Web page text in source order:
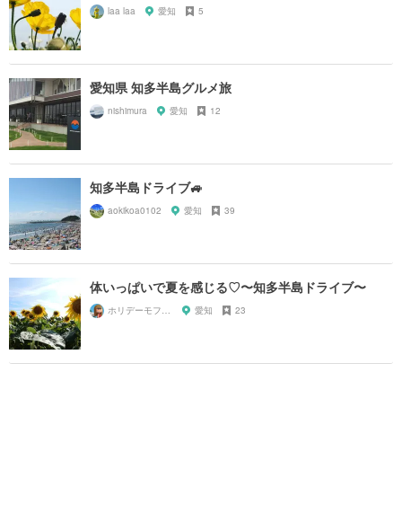
laa laa 愛知 5
愛知県 知多半島グルメ旅
nishimura 愛知 12
知多半島ドライブ🚙
aokikoa0102 愛知 39
体いっぱいで夏を感じる♡〜知多半島ドライブ〜
ホリデーモフモフ 愛知 23